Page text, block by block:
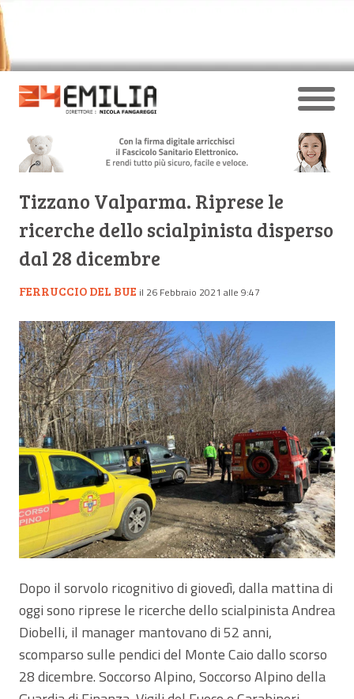
Tizzano Valparma. Riprese le
ricerche dello scialpinista disperso
dal 28 dicembre
FERRUCCIO DEL BUE il 26 Febbraio 2021 alle 9:47
Dopo il sorvolo ricognitivo di giovedì, dalla mattina di
oggi sono riprese le ricerche dello scialpinista Andrea
Diobelli, il manager mantovano di 52 anni,
scomparso sulle pendici del Monte Caio dallo scorso
28 dicembre. Soccorso Alpino, Soccorso Alpino della